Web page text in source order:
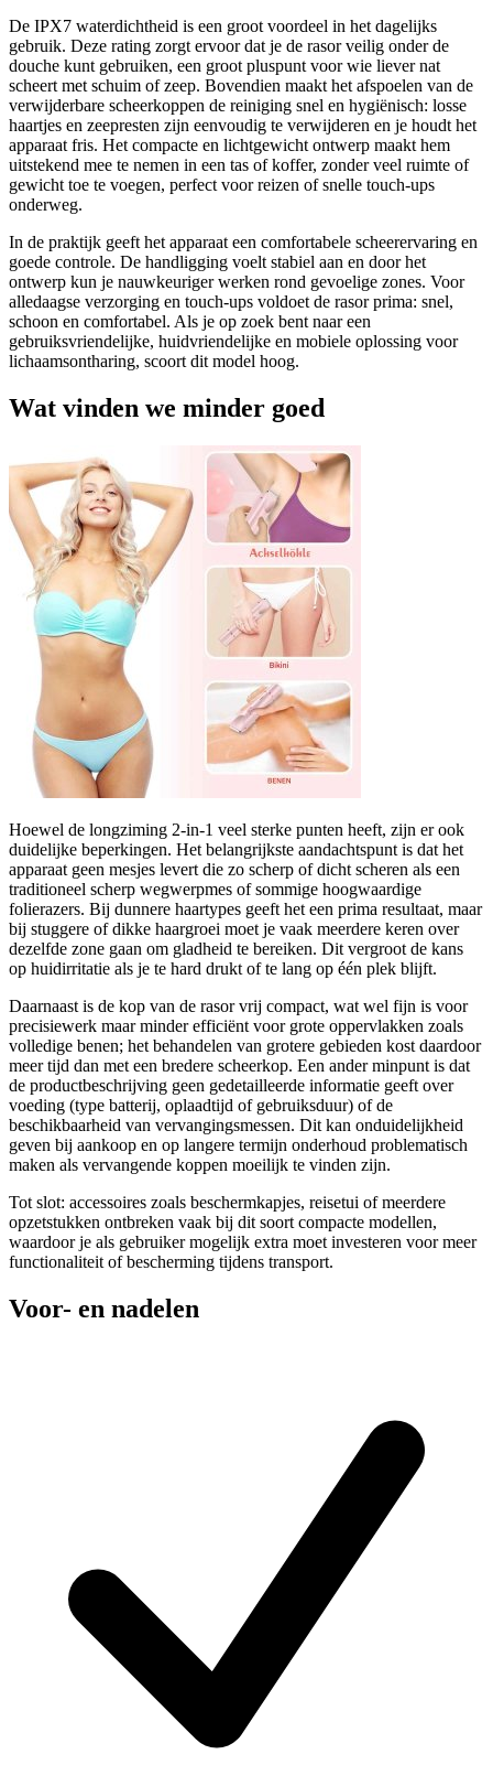
De IPX7 waterdichtheid is een groot voordeel in het dagelijks
gebruik. Deze rating zorgt ervoor dat je de rasor veilig onder de
douche kunt gebruiken, een groot pluspunt voor wie liever nat
scheert met schuim of zeep. Bovendien maakt het afspoelen van de
verwijderbare scheerkoppen de reiniging snel en hygiënisch: losse
haartjes en zeepresten zijn eenvoudig te verwijderen en je houdt het
apparaat fris. Het compacte en lichtgewicht ontwerp maakt hem
uitstekend mee te nemen in een tas of koffer, zonder veel ruimte of
gewicht toe te voegen, perfect voor reizen of snelle touch-ups
onderweg.
In de praktijk geeft het apparaat een comfortabele scheerervaring en
goede controle. De handligging voelt stabiel aan en door het
ontwerp kun je nauwkeuriger werken rond gevoelige zones. Voor
alledaagse verzorging en touch-ups voldoet de rasor prima: snel,
schoon en comfortabel. Als je op zoek bent naar een
gebruiksvriendelijke, huidvriendelijke en mobiele oplossing voor
lichaamsontharing, scoort dit model hoog.
Wat vinden we minder goed
Hoewel de longziming 2-in-1 veel sterke punten heeft, zijn er ook
duidelijke beperkingen. Het belangrijkste aandachtspunt is dat het
apparaat geen mesjes levert die zo scherp of dicht scheren als een
traditioneel scherp wegwerpmes of sommige hoogwaardige
folierazers. Bij dunnere haartypes geeft het een prima resultaat, maar
bij stuggere of dikke haargroei moet je vaak meerdere keren over
dezelfde zone gaan om gladheid te bereiken. Dit vergroot de kans
op huidirritatie als je te hard drukt of te lang op één plek blijft.
Daarnaast is de kop van de rasor vrij compact, wat wel fijn is voor
precisiewerk maar minder efficiënt voor grote oppervlakken zoals
volledige benen; het behandelen van grotere gebieden kost daardoor
meer tijd dan met een bredere scheerkop. Een ander minpunt is dat
de productbeschrijving geen gedetailleerde informatie geeft over
voeding (type batterij, oplaadtijd of gebruiksduur) of de
beschikbaarheid van vervangingsmessen. Dit kan onduidelijkheid
geven bij aankoop en op langere termijn onderhoud problematisch
maken als vervangende koppen moeilijk te vinden zijn.
Tot slot: accessoires zoals beschermkapjes, reisetui of meerdere
opzetstukken ontbreken vaak bij dit soort compacte modellen,
waardoor je als gebruiker mogelijk extra moet investeren voor meer
functionaliteit of bescherming tijdens transport.
Voor- en nadelen